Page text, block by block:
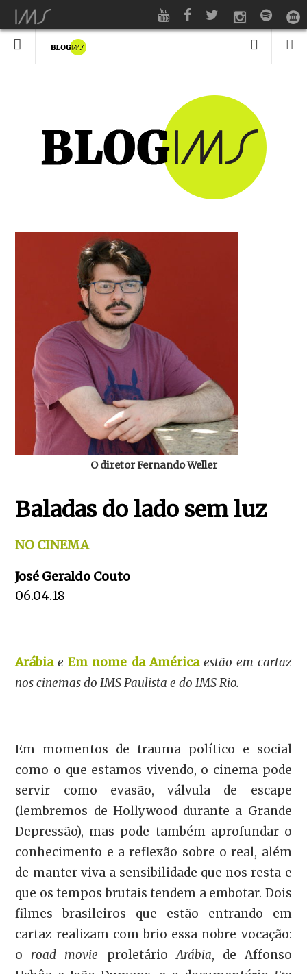
O diretor Fernando Weller
Baladas do lado sem luz
NO CINEMA
José Geraldo Couto
06.04.18
Arábia eEm nome da América estão em cartaz
nos cinemas do IMS Paulista e do IMS Rio.
Em momentos de trauma político e social
como o que estamos vivendo, o cinema pode
servir como evasão, válvula de escape
(lembremos de Hollywood durante a Grande
Depressão), mas pode também aprofundar o
conhecimento e a reflexão sobre o real, além
de manter viva a sensibilidade que nos resta e
que os tempos brutais tendem a embotar. Dois
filmes brasileiros que estão entrando em
cartaz realizam com brio essa nobre vocação:
o road movie proletárioArábia, de Affonso